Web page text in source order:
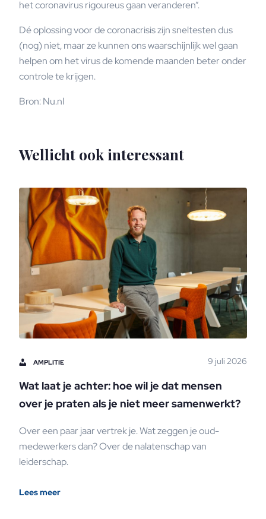
het coronavirus rigoureus gaan veranderen”.
Dé oplossing voor de coronacrisis zijn sneltesten dus
(nog) niet, maar ze kunnen ons waarschijnlijk wel gaan
helpen om het virus de komende maanden beter onder
controle te krijgen.
Bron: Nu.nl
Wellicht ook interessant
AMPLITIE 9 juli 2026
Wat laat je achter: hoe wil je dat mensen
over je praten als je niet meer samenwerkt?
Over een paar jaar vertrek je. Wat zeggen je oud-
medewerkers dan? Over de nalatenschap van
leiderschap.
Lees meer